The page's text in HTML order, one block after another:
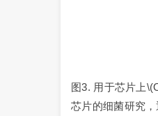
图3. 用于芯片上
芯片的细菌研究